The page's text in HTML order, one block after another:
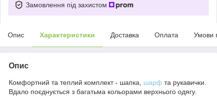
Замовлення під захистом
Опис Характеристики Доставка Оплата Умови
Опис
Комфортний та теплий комплект - шапка, шарф та рукавички.
Вдало поєднується з багатьма кольорами верхнього одягу.